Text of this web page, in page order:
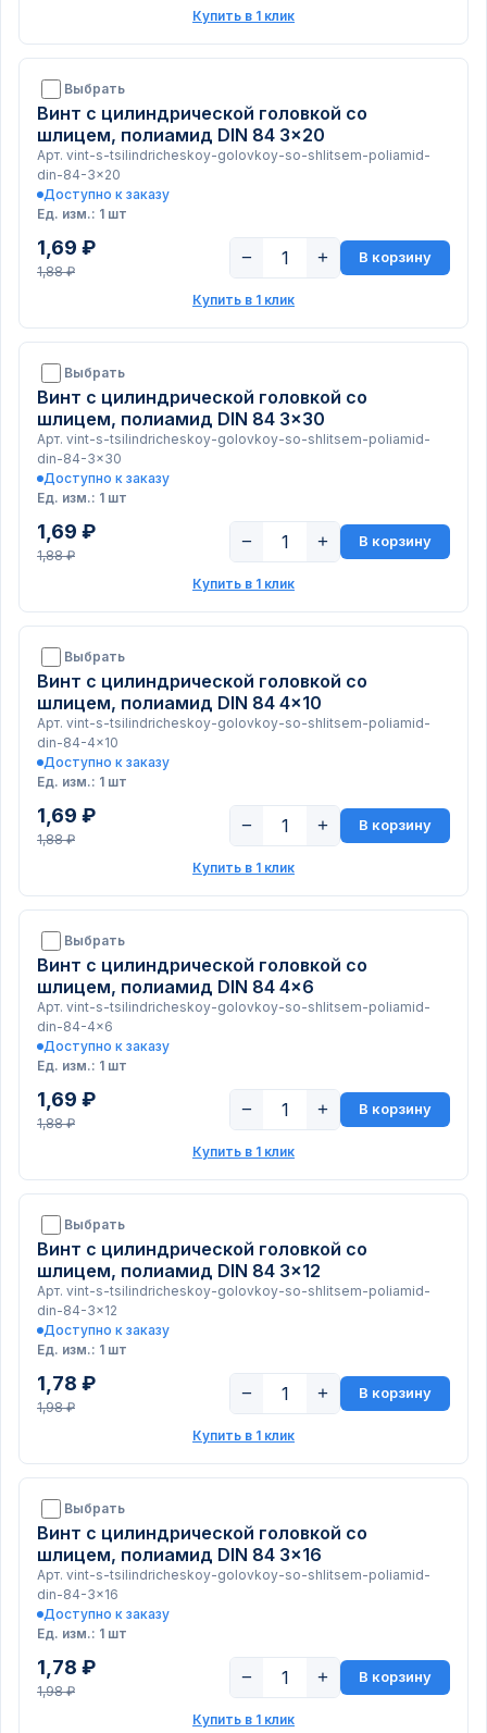
Купить в 1 клик
Выбрать
Винт с цилиндрической головкой со
шлицем, полиамид DIN 84 3x20
Арт. vint-s-tsilindricheskoy-golovkoy-so-shlitsem-poliamid-
din-84-3x20
Доступно к заказу
Ед. изм.: 1 шт
1,69 ₽
1,88 ₽
− + В корзину
Купить в 1 клик
Выбрать
Винт с цилиндрической головкой со
шлицем, полиамид DIN 84 3x30
Арт. vint-s-tsilindricheskoy-golovkoy-so-shlitsem-poliamid-
din-84-3x30
Доступно к заказу
Ед. изм.: 1 шт
1,69 ₽
1,88 ₽
− + В корзину
Купить в 1 клик
Выбрать
Винт с цилиндрической головкой со
шлицем, полиамид DIN 84 4x10
Арт. vint-s-tsilindricheskoy-golovkoy-so-shlitsem-poliamid-
din-84-4x10
Доступно к заказу
Ед. изм.: 1 шт
1,69 ₽
1,88 ₽
− + В корзину
Купить в 1 клик
Выбрать
Винт с цилиндрической головкой со
шлицем, полиамид DIN 84 4x6
Арт. vint-s-tsilindricheskoy-golovkoy-so-shlitsem-poliamid-
din-84-4x6
Доступно к заказу
Ед. изм.: 1 шт
1,69 ₽
1,88 ₽
− + В корзину
Купить в 1 клик
Выбрать
Винт с цилиндрической головкой со
шлицем, полиамид DIN 84 3x12
Арт. vint-s-tsilindricheskoy-golovkoy-so-shlitsem-poliamid-
din-84-3x12
Доступно к заказу
Ед. изм.: 1 шт
1,78 ₽
1,98 ₽
− + В корзину
Купить в 1 клик
Выбрать
Винт с цилиндрической головкой со
шлицем, полиамид DIN 84 3x16
Арт. vint-s-tsilindricheskoy-golovkoy-so-shlitsem-poliamid-
din-84-3x16
Доступно к заказу
Ед. изм.: 1 шт
1,78 ₽
1,98 ₽
− + В корзину
Купить в 1 клик